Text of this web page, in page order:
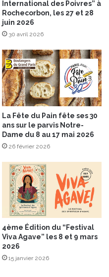
International des Poivres” à
Rochecorbon, les 27 et 28
juin 2026
30 avril 2026
La Fête du Pain fête ses 30
ans sur le parvis Notre-
Dame du 8 au 17 mai 2026
26 février 2026
4ème Édition du “Festival
Viva Agave” les 8 et 9 mars
2026
15 janvier 2026